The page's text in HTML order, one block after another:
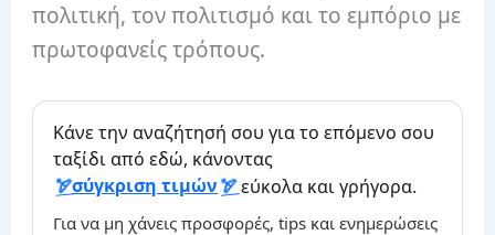
πολιτική, τον πολιτισμό και το εμπόριο με
πρωτοφανείς τρόπους.
Κάνε την αναζήτησή σου για το επόμενο σου
ταξίδι από εδώ, κάνοντας
σύγκριση τιμών
εύκολα και γρήγορα.
Για να μη χάνεις προσφορές, tips και ενημερώσεις